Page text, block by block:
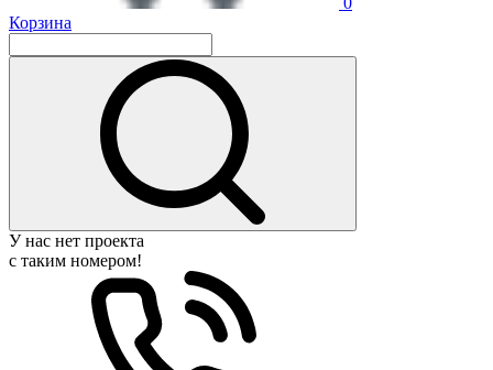
Корзина
У нас нет проекта
с таким номером!